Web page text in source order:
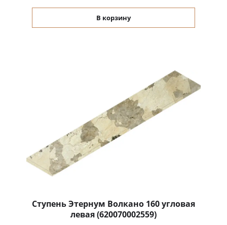
В корзину
Ступень Этернум Волкано 160 угловая
левая (620070002559)